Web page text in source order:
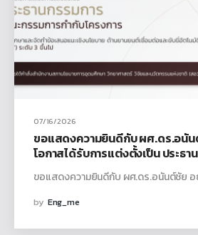
07/16/2026
ขอแสดงความยินดีกับ ผศ.ดร.อนันต์
โอกาสได้รับการแต่งตั้งเป็น ประธา
กรรมการกำกับโครงการ การศึกษา
แนะเชิงนโยบาย ด้านยานยนต์เชื่อม
อัตโนมัติ
ขอแสดงความยินดีกับ ผศ.ดร.อนันต์ชัย
by Eng_me